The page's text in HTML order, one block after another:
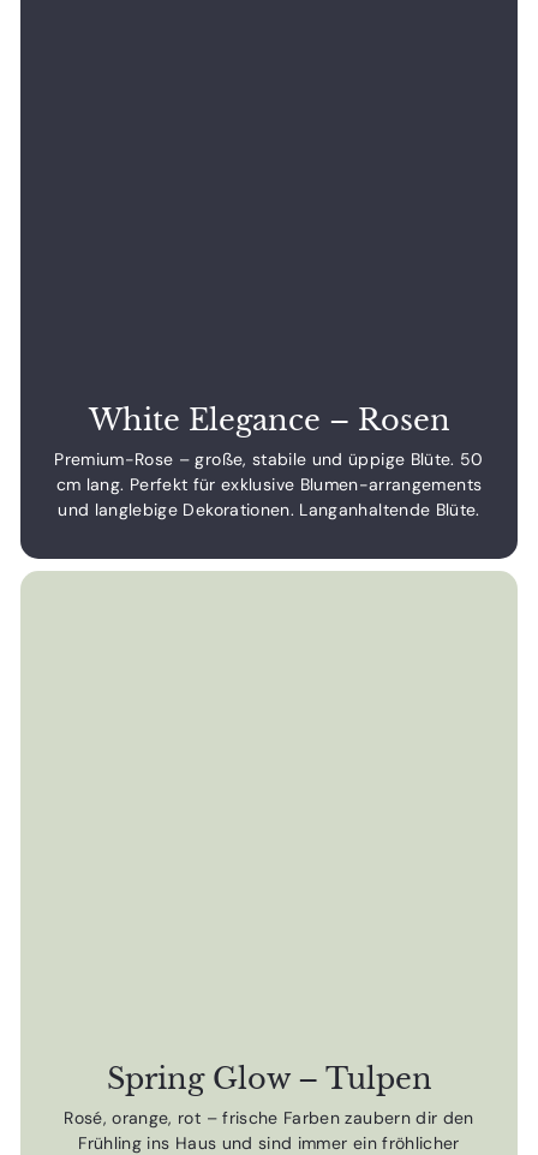
White Elegance – Rosen
Premium-Rose – große, stabile und üppige Blüte. 50
cm lang. Perfekt für exklusive Blumen-arrangements
und langlebige Dekorationen. Langanhaltende Blüte.
Spring Glow – Tulpen
Rosé, orange, rot – frische Farben zaubern dir den
Frühling ins Haus und sind immer ein fröhlicher